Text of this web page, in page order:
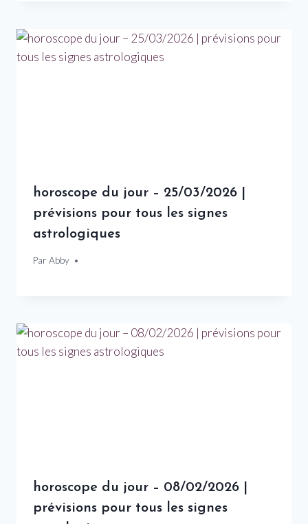
horoscope du jour – 25/03/2026 |
prévisions pour tous les signes
astrologiques
Par Abby
25 mars 2026
horoscope du jour – 08/02/2026 |
prévisions pour tous les signes